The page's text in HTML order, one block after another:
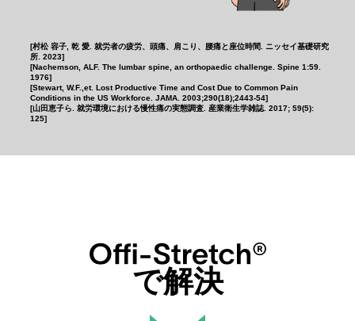
[村松 容子, 乾 愛. 就労者の疲労、頭痛、肩こり、腰痛と座位時間. ニッセイ基礎研究
所. 2023]
[Nachemson, ALF. The lumbar spine, an orthopaedic challenge. Spine 1:59.
1976]
[Stewart, W.F.,et. Lost Productive Time and Cost Due to Common Pain
Conditions in the US Workforce. JAMA. 2003;290(18);2443-54]
[山田恵子ら. 就労環境における慢性痛の実態調査. 産業衛生学雑誌. 2017; 59(5):
125]
で解決